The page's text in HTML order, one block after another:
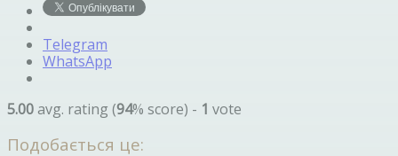
Telegram
WhatsApp
5.00avg. rating (94% score) - 1 vote
Подобається це: